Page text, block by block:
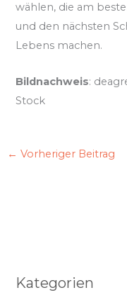
wählen, die am
und den nächsten
Lebens machen.
Bildnachweis:
Stock
← Vorheriger Beitrag
Kategorien